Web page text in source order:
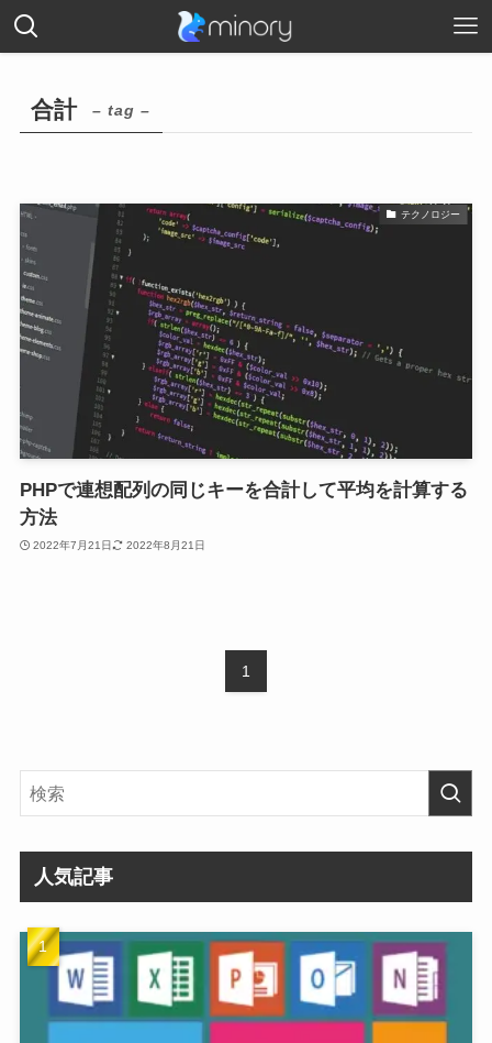
合計 – tag –
テクノロジー
PHPで連想配列の同じキーを合計して平均を計算する
方法
2022年7月21日 2022年8月21日
1
人気記事